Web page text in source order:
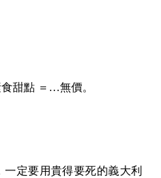
甜點 ＝…無價。
定要用貴得要死的義大利